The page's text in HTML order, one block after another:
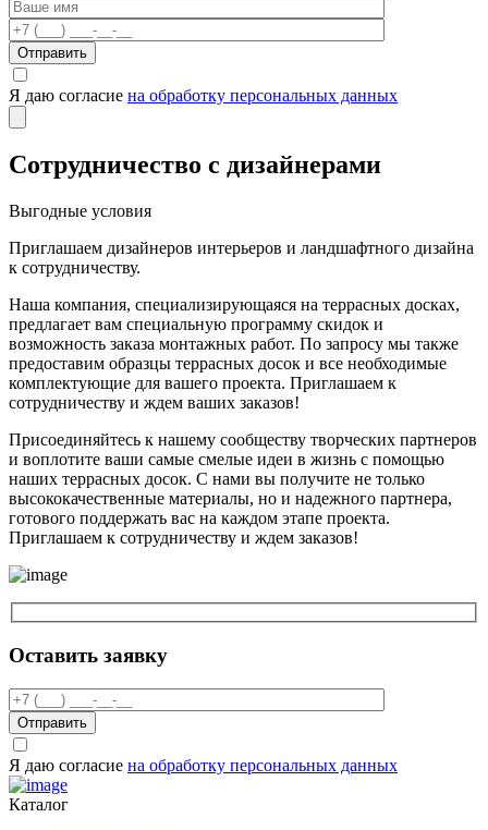
Отправить
Я даю согласие на обработку персональных данных
Сотрудничество с дизайнерами
Выгодные условия
Приглашаем дизайнеров интерьеров и ландшафтного дизайна
к сотрудничеству.
Наша компания, специализирующаяся на террасных досках,
предлагает вам специальную программу скидок и
возможность заказа монтажных работ. По запросу мы также
предоставим образцы террасных досок и все необходимые
комплектующие для вашего проекта. Приглашаем к
сотрудничеству и ждем ваших заказов!
Присоединяйтесь к нашему сообществу творческих партнеров
и воплотите ваши самые смелые идеи в жизнь с помощью
наших террасных досок. С нами вы получите не только
высококачественные материалы, но и надежного партнера,
готового поддержать вас на каждом этапе проекта.
Приглашаем к сотрудничеству и ждем заказов!
Оставить заявку
Отправить
Я даю согласие на обработку персональных данных
Каталог